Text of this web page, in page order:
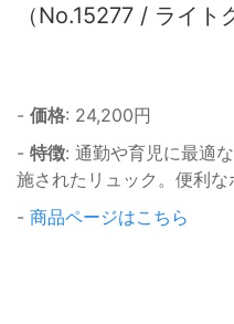
（No.15277 / ライト
- 価格: 24,200円
- 特徴: 通勤や育児に最適
施されたリュック。便利な
- 商品ページはこちら